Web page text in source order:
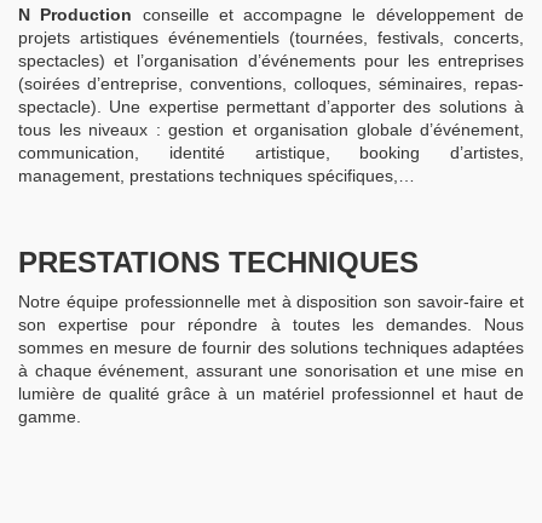
N Production conseille et accompagne le développement de
projets artistiques événementiels (tournées, festivals, concerts,
spectacles) et l’organisation d’événements pour les entreprises
(soirées d’entreprise, conventions, colloques, séminaires, repas-
spectacle). Une expertise permettant d’apporter des solutions à
tous les niveaux : gestion et organisation globale d’événement,
communication, identité artistique, booking d’artistes,
management, prestations techniques spécifiques,…
PRESTATIONS TECHNIQUES
Notre équipe professionnelle met à disposition son savoir-faire et
son expertise pour répondre à toutes les demandes. Nous
sommes en mesure de fournir des solutions techniques adaptées
à chaque événement, assurant une sonorisation et une mise en
lumière de qualité grâce à un matériel professionnel et haut de
gamme.